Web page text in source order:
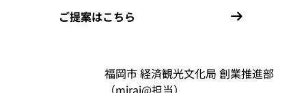
ご提案はこちら
福岡市 経済観光文化局 創業推進部
（mirai@担当）